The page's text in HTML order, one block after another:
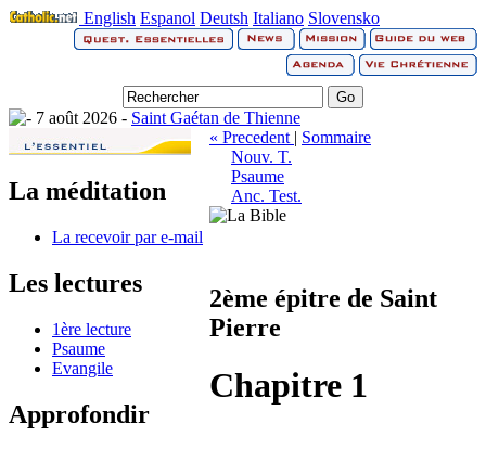
English Espanol Deutsh Italiano Slovensko
7 août 2026 - Saint Gaétan de Thienne
La méditation
La recevoir par e-mail
Les lectures
1ère lecture
Psaume
Evangile
Approfondir
« Precedent | Sommaire
Nouv. T.
Psaume
Anc. Test.
2ème épitre de Saint
Pierre
Chapitre 1